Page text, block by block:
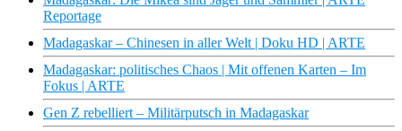
Reportage
Madagaskar – Chinesen in aller Welt | Doku HD | ARTE
Madagaskar: politisches Chaos | Mit offenen Karten – Im
Fokus | ARTE
Gen Z rebelliert – Militärputsch in Madagaskar